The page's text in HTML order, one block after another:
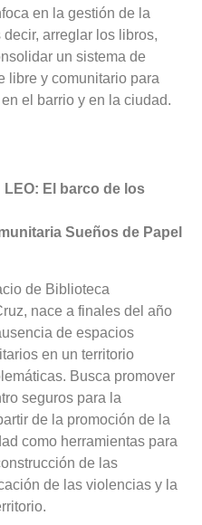
en la gestión de la
arreglar los libros,
un sistema de
libre y comunitario para
el barrio y en la ciudad.
El barco de los
Sueños de Papel
de Biblioteca
nace a finales del año
de espacios
en un territorio
Busca promover
seguros para la
de la promoción de la
como herramientas para
de las
de las violencias y la